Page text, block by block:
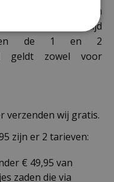
bij u thuis te laten
PostNL. De levertijd
de 1 en 2
geldt zowel voor
verzenden wij gratis.
zijn er 2 tarieven:
€ 49,95 van
zaden die via